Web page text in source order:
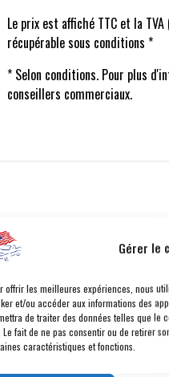
Gérer le
offrir les meilleures expériences, nous
et/ou accéder aux informations des
de traiter des données telles que le
Le fait de ne pas consentir ou de retirer
caractéristiques et fonctions.
Le prix est affiché TTC et la
récupérable sous conditions *
* Selon conditions. Pour plus
conseillers commerciaux.
MODE OFF-ROAD PLUS
RÉGULATEUR DE